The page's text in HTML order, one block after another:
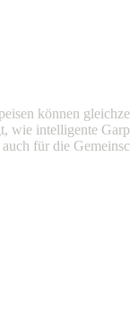
können
wie intelligente
für die